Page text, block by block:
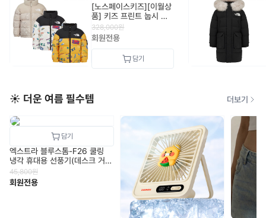
[노스페이스키즈][이월상
품] 키즈 프린트 눕시 자
켓 (RDS)
NJ1DR65_KIDS
328,000원
회원전용
☀️ 더운 여름 필수템 더보기
엑스트라 블루스톰-F26 쿨링
냉각 휴대용 선풍기(데스크 거치
&100도 회전 베이스)
45,800원
회원전용